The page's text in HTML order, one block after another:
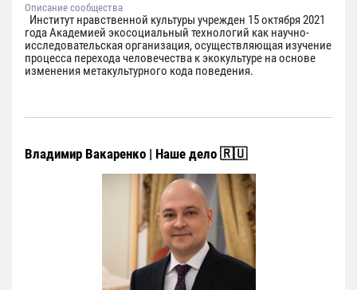
Описание сообщества
Институт нравственной культуры учрежден 15 октября 2021
года Академией экосоциальный технологий как научно-
исследовательская организация, осуществляющая изучение
процесса перехода человечества к экокультуре на основе
изменения метакультурного кода поведения.
Владимир Вакаренко | Наше дело 🇷🇺